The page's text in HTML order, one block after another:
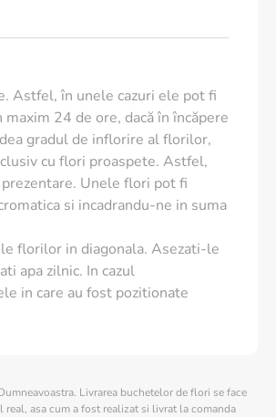
muguri sau frunze.
buchetului)
Astfel, în unele cazuri ele pot fi
24 de ore, dacă în încăpere
gradul de inflorire al florilor,
cu flori proaspete. Astfel,
Unele flori pot fi
si incadrandu-ne in suma
florilor in diagonala. Asezati-le
apa zilnic. In cazul
in care au fost pozitionate
Livrarea buchetelor de flori se face
asa cum a fost realizat si livrat la comanda